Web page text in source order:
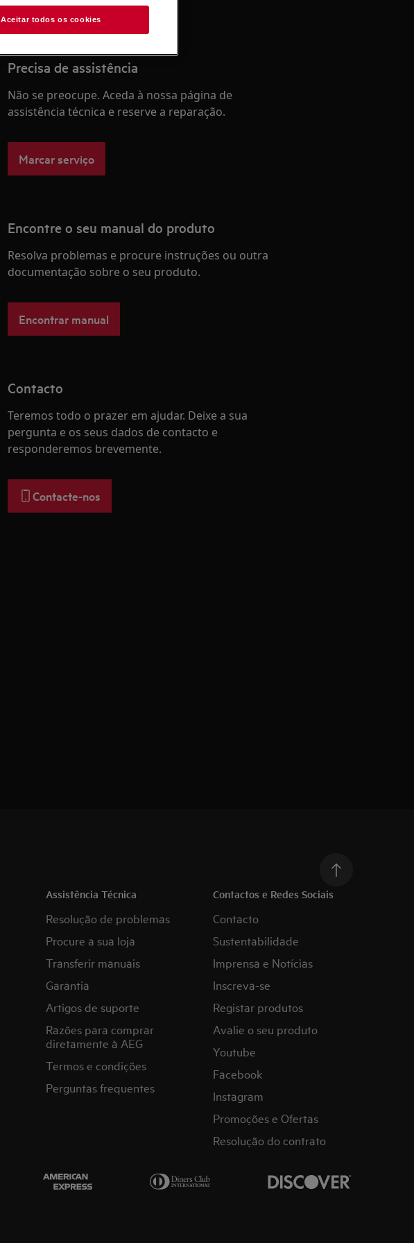
Precisa de assistência
Não se preocupe. Aceda à nossa página de
assistência técnica e reserve a reparação.
Marcar serviço
Encontre o seu manual do produto
Resolva problemas e procure instruções ou outra
documentação sobre o seu produto.
Encontrar manual
Contacto
Teremos todo o prazer em ajudar. Deixe a sua
pergunta e os seus dados de contacto e
responderemos brevemente.
Contacte-nos
Assistência Técnica
Resolução de problemas
Procure a sua loja
Transferir manuais
Garantia
Artigos de suporte
Razões para comprar
diretamente à AEG
Termos e condições
Perguntas frequentes
Contactos e Redes Sociais
Contacto
Sustentabilidade
Imprensa e Notícias
Inscreva-se
Registar produtos
Avalie o seu produto
Youtube
Facebook
Instagram
Promoções e Ofertas
Resolução do contrato
Aceitar todos os cookies